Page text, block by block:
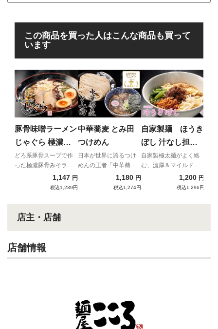
この商品を買った人はこんな商品も買って
います
豚骨味噌ラーメン
じゃぐら 極濃豚
骨みそラーメン
どろ系豚骨スープで作
った極濃豚骨みそラー
1,147 円
税込1,239円
中華蕎麦 とみ田
つけめん
日本が世界に誇るつけ
めんの王者「中華蕎
1,180 円
税込1,274円
自家製麺 ほうき
ぼし 汁なし担々
麺
自家製極太麺がよく絡
む、濃厚＆マイルドな
汁なし担々麺！1,200 円
税込1,296円
店主・店舗
店舗情報